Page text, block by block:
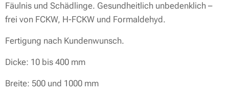
Fäulnis und Schädlinge. Gesundheitlich unbedenklich –
frei von FCKW, H-FCKW und Formaldehyd.
Fertigung nach Kundenwunsch.
Dicke: 10 bis 400 mm
Breite: 500 und 1000 mm